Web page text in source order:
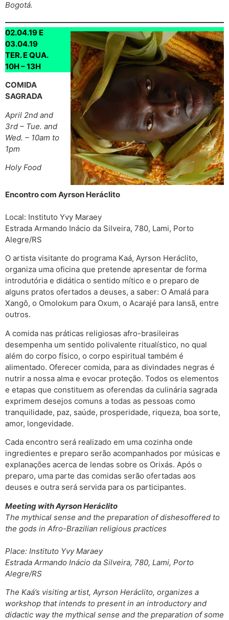
Bogotá.
02.04.19 E
03.04.19
TER. E QUA.
10H – 13H
COMIDA
SAGRADA
April 2nd and
3rd – Tue. and
Wed. – 10am to
1pm
Holy Food
Encontro com Ayrson Heráclito
Local: Instituto Yvy Maraey
Estrada Armando Inácio da Silveira, 780, Lami, Porto
Alegre/RS
O artista visitante do programa Kaá, Ayrson Heráclito,
organiza uma oficina que pretende apresentar de forma
introdutória e didática o sentido mítico e o preparo de
alguns pratos ofertados a deuses, a saber: O Amalá para
Xangô, o Omolokum para Oxum, o Acarajé para Iansã, entre
outros.
A comida nas práticas religiosas afro-brasileiras
desempenha um sentido polivalente ritualístico, no qual
além do corpo físico, o corpo espiritual também é
alimentado. Oferecer comida, para as divindades negras é
nutrir a nossa alma e evocar proteção. Todos os elementos
e etapas que constituem as oferendas da culinária sagrada
exprimem desejos comuns a todas as pessoas como
tranquilidade, paz, saúde, prosperidade, riqueza, boa sorte,
amor, longevidade.
Cada encontro será realizado em uma cozinha onde
ingredientes e preparo serão acompanhados por músicas e
explanações acerca de lendas sobre os Orixás. Após o
preparo, uma parte das comidas serão ofertadas aos
deuses e outra será servida para os participantes.
Meeting with Ayrson Heráclito
The mythical sense and the preparation of dishesoffered to
the gods in Afro-Brazilian religious practices
Place: Instituto Yvy Maraey
Estrada Armando Inácio da Silveira, 780, Lami, Porto
Alegre/RS
The Kaá’s visiting artist, Ayrson Heráclito, organizes a
workshop that intends to present in an introductory and
didactic way the mythical sense and the preparation of some